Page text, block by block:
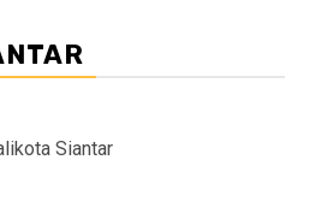
Siantar